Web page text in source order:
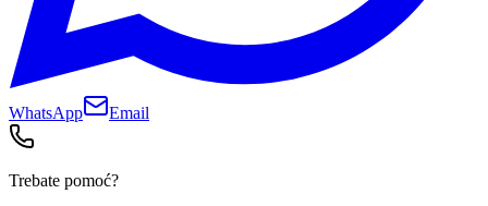
WhatsApp Email
Trebate pomoć?